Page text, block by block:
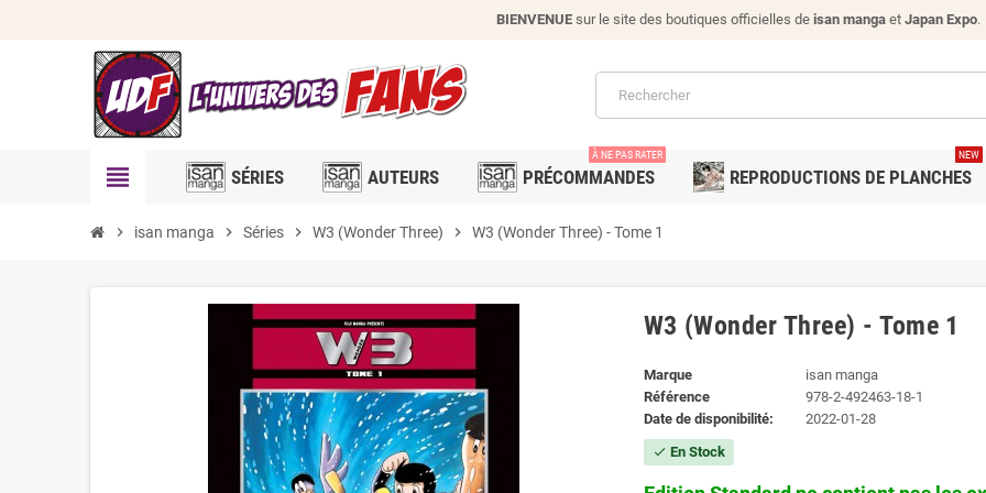
BIENVENUE sur le site des boutiques officielles de isan mangaet Japan Expo.
view_headline SÉRIES AUTEURS PRÉCOMMANDES
À NE PAS RATER
REPRODUCTIONS DE PLANCHES
NEW
chevron_right isan manga chevron_right Séries chevron_right W3 (Wonder Three) chevron_right W3 (Wonder Three) - Tome 1
W3 (Wonder Three) - Tome 1
Marque
isan manga
Référence
978-2-492463-18-1
Date de disponibilité:
2022-01-28
check En Stock